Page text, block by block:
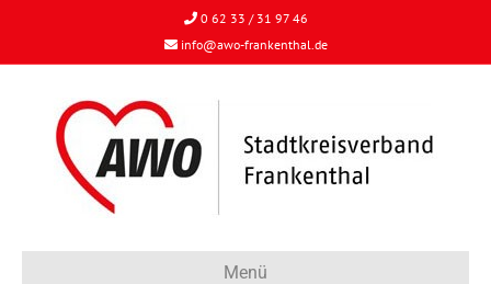
0 62 33 / 31 97 46
info@awo-frankenthal.de
Menü